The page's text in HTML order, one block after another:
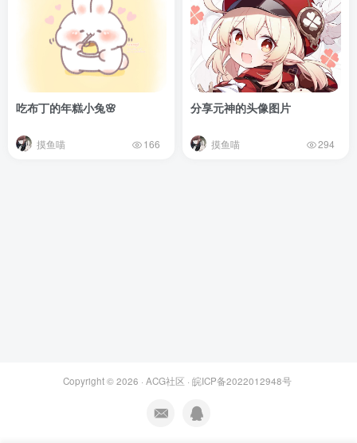
吃布丁的年糕小兔🌸
摸鱼喵 166
分享元神的头像图片
摸鱼喵 294
Copyright © 2026 · ACG社区 · 皖ICP备2022012948号